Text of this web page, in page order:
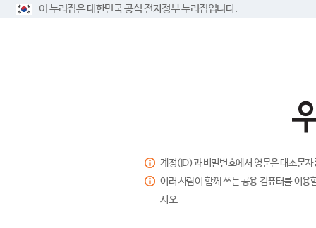
이 누리집은 대한민국 공식 전자정부 누리집입니다.
계정(ID)과 비밀번호에서 영문은 대소문
여러 사람이 함께 쓰는 공용 컴퓨터를 이
시오.